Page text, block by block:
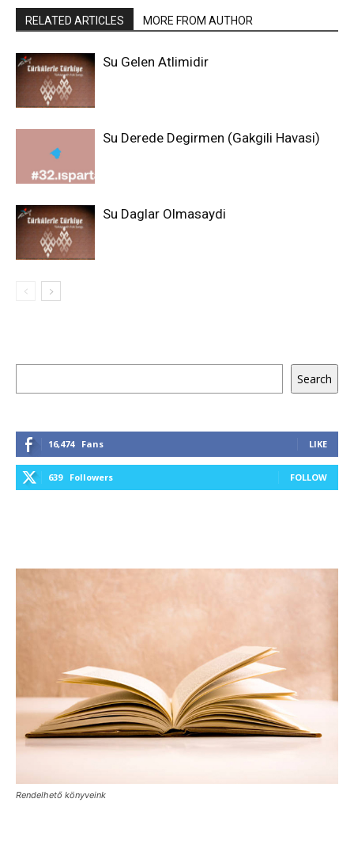
RELATED ARTICLES MORE FROM AUTHOR
Su Gelen Atlimidir
Su Derede Degirmen (Gakgili Havasi)
Su Daglar Olmasaydi
Search
16,474 Fans LIKE
639 Followers FOLLOW
Rendelhető könyveink